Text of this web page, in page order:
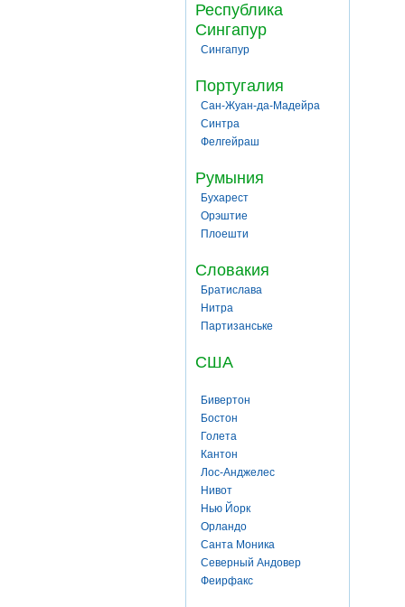
Республика
Сингапур
Сингапур
Португалия
Сан-Жуан-да-Мадейра
Синтра
Фелгейраш
Румыния
Бухарест
Орэштие
Плоешти
Словакия
Братислава
Нитра
Партизанське
США
Бивертон
Бостон
Голета
Кантон
Лос-Анджелес
Нивот
Нью Йорк
Орландо
Санта Моника
Северный Андовер
Феирфакс